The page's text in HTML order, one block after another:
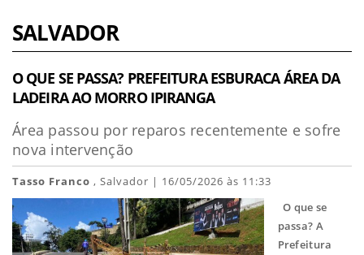
SALVADOR
O QUE SE PASSA? PREFEITURA ESBURACA ÁREA DA
LADEIRA AO MORRO IPIRANGA
Área passou por reparos recentemente e sofre
nova intervenção
Tasso Franco , Salvador | 16/05/2026 às 11:33
O que se
passa? A
Prefeitura